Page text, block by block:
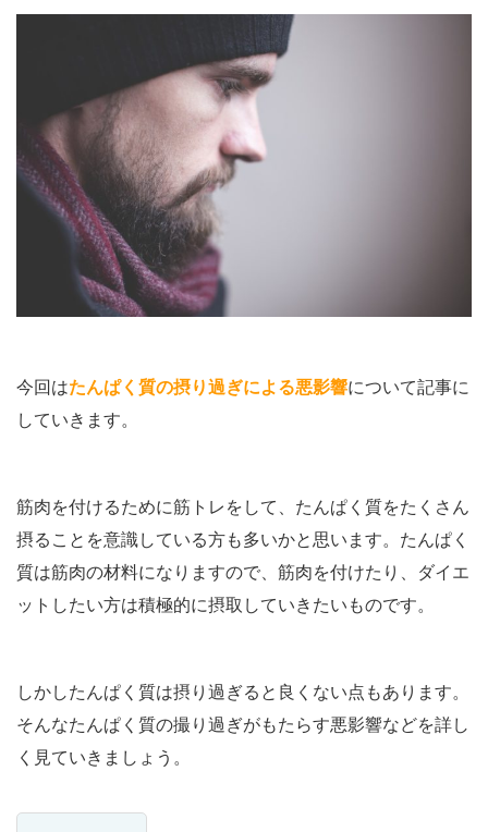
今回はたんぱく質の摂り過ぎによる悪影響について記事に
していきます。
筋肉を付けるために筋トレをして、たんぱく質をたくさん
摂ることを意識している方も多いかと思います。たんぱく
質は筋肉の材料になりますので、筋肉を付けたり、ダイエ
ットしたい方は積極的に摂取していきたいものです。
しかしたんぱく質は摂り過ぎると良くない点もあります。
そんなたんぱく質の撮り過ぎがもたらす悪影響などを詳し
く見ていきましょう。